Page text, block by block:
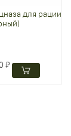
для рации
₽